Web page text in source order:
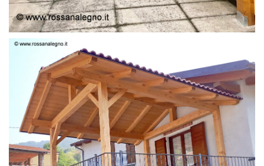
STRUTTURA LAMELLARE PRETAGLIATO